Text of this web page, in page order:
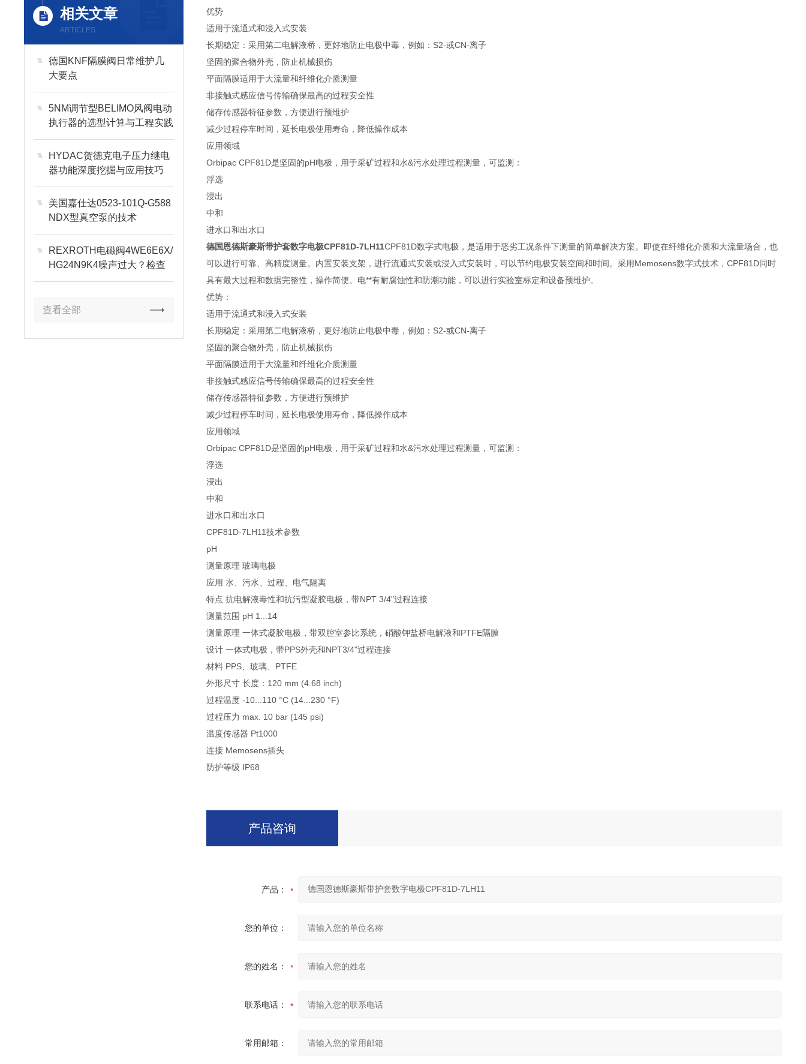
相关文章
ARTICLES
德国KNF隔膜阀日常维护几
大要点
5NM调节型BELIMO风阀电动
执行器的选型计算与工程实践
HYDAC贺德克电子压力继电
器功能深度挖掘与应用技巧
美国嘉仕达0523-101Q-G588
NDX型真空泵的技术
REXROTH电磁阀4WE6E6X/
HG24N9K4噪声过大？检查
A/B口背压与消音器配置
查看全部
优势
适用于流通式和浸入式安装
长期稳定：采用第二电解液桥，更好地防止电极中毒，例如：S2-或CN-离子
坚固的聚合物外壳，防止机械损伤
平面隔膜适用于大流量和纤维化介质测量
非接触式感应信号传输确保最高的过程安全性
储存传感器特征参数，方便进行预维护
减少过程停车时间，延长电极使用寿命，降低操作成本
应用领域
Orbipac CPF81D是坚固的pH电极，用于采矿过程和水&污水处理过程测量，可监测：
浮选
浸出
中和
进水口和出水口
德国恩德斯豪斯带护套数字电极CPF81D-7LH11CPF81D数字式电极，是适用于恶劣工况条件下测量的简单解决方案。即使在纤维化介质和大流量场合，也
可以进行可靠、高精度测量。内置安装支架，进行流通式安装或浸入式安装时，可以节约电极安装空间和时间。采用Memosens数字式技术，CPF81D同时
具有最大过程和数据完整性，操作简便。电**有耐腐蚀性和防潮功能，可以进行实验室标定和设备预维护。
优势：
适用于流通式和浸入式安装
长期稳定：采用第二电解液桥，更好地防止电极中毒，例如：S2-或CN-离子
坚固的聚合物外壳，防止机械损伤
平面隔膜适用于大流量和纤维化介质测量
非接触式感应信号传输确保最高的过程安全性
储存传感器特征参数，方便进行预维护
减少过程停车时间，延长电极使用寿命，降低操作成本
应用领域
Orbipac CPF81D是坚固的pH电极，用于采矿过程和水&污水处理过程测量，可监测：
浮选
浸出
中和
进水口和出水口
CPF81D-7LH11技术参数
pH
测量原理 玻璃电极
应用 水、污水、过程、电气隔离
特点 抗电解液毒性和抗污型凝胶电极，带NPT 3/4"过程连接
测量范围 pH 1...14
测量原理 一体式凝胶电极，带双腔室参比系统，硝酸钾盐桥电解液和PTFE隔膜
设计 一体式电极，带PPS外壳和NPT3/4"过程连接
材料 PPS、玻璃、PTFE
外形尺寸 长度：120 mm (4.68 inch)
过程温度 -10...110 °C (14...230 °F)
过程压力 max. 10 bar (145 psi)
温度传感器 Pt1000
连接 Memosens插头
防护等级 IP68
产品咨询
产品：
您的单位：
您的姓名：
联系电话：
常用邮箱：